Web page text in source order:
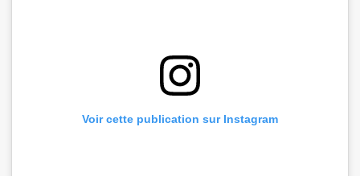
Voir cette publication sur Instagram